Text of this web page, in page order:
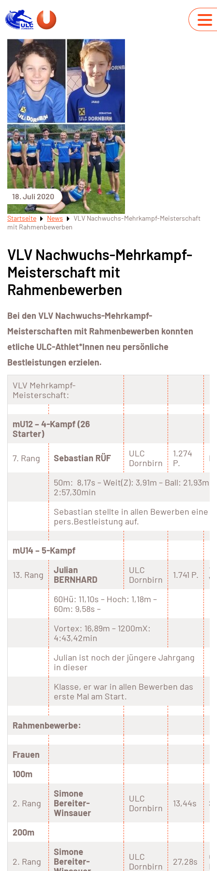
18. Juli 2020
Startseite News
VLV Nachwuchs-Mehrkampf-Meisterschaft
mit Rahmenbewerben
VLV Nachwuchs-Mehrkampf-
Meisterschaft mit
Rahmenbewerben
Bei den VLV Nachwuchs-Mehrkampf-
Meisterschaften mit Rahmenbewerben konnten
etliche ULC-Athlet*Innen neu persönliche
Bestleistungen erzielen.
VLV Mehrkampf-
Meisterschaft:
mU12 – 4-Kampf (26
Starter)
7. Rang Sebastian RÜF
ULC
Dornbirn
1.274
P.
50m: 8,17s – Weit(Z): 3,91m – Ball: 21,93m
2:57,30min
Sebastian stellte in allen Bewerben eine
pers.Bestleistung auf.
mU14 – 5-Kampf
13. Rang
Julian
BERNHARD
ULC
Dornbirn
1.741 P.
1.
60Hü: 11,10s – Hoch: 1,18m –
60m: 9,58s –
Vortex: 16,89m – 1200mX:
4:43,42min
Julian ist noch der jüngere Jahrgang
in dieser
Klasse, er war in allen Bewerben das
erste Mal am Start.
Rahmenbewerbe:
Frauen
100m
2. Rang
Simone
Bereiter-
Winsauer
ULC
Dornbirn
13,44s
200m
2. Rang
Simone
Bereiter-
ULC
Dornbirn
27,28s